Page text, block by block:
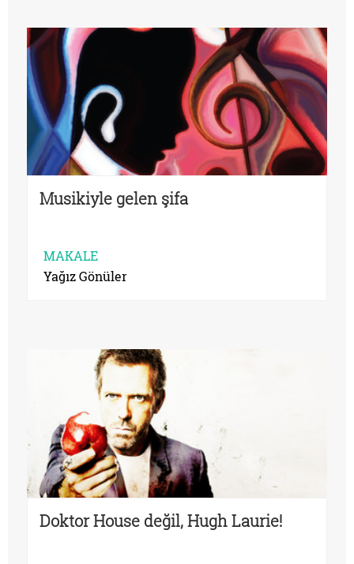
Musikiyle gelen şifa
MAKALE
Yağız Gönüler
Doktor House değil, Hugh Laurie!